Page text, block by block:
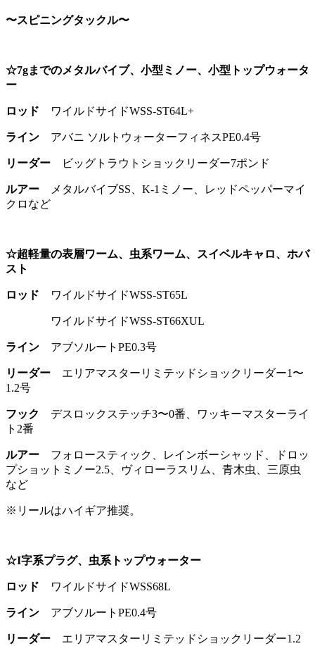
〜スピニングタックル〜
☆7gまでのメタルバイブ、小型ミノー、小型トップウォータ
ー
ロッド ワイルドサイドWSS-ST64L+
ライン アバニ ソルトウォーターフィネスPE0.4号
リーダー ビッグトラウトショックリーダー7ポンド
ルアー
メタルバイブSS、K-1ミノー、レッドペッパーマイ
クロなど
☆超軽量の表層ワーム、虫系ワーム、スイベルキャロ、ホバ
スト
ロッド ワイルドサイドWSS-ST65L
ワイルドサイドWSS-ST66XUL
ライン アブソルートPE0.3号
リーダー エリアマスターリミテッドショックリーダー1〜
1.2号
フック デスロックステッチ3〜0番、ワッキーマスターライ
ト2番
ルアー フォロースティック、レインボーシャッド、ドロッ
プショットミノー2.5、ヴィローラスリム、青木虫、三原虫
など
※リールはハイギア推奨。
☆I字系プラグ、虫系トップウォーター
ロッド ワイルドサイドWSS68L
ライン アブソルートPE0.4号
リーダー エリアマスターリミテッドショックリーダー1.2